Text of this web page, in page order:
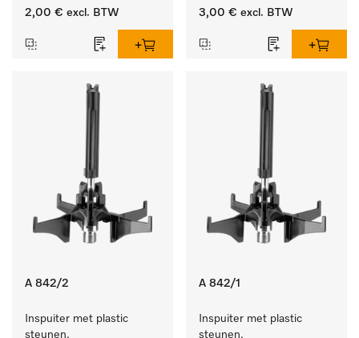
producten.
2,00 € excl. BTW
3,00 € excl. BTW
A 842/2
Inspuiter met plastic
steunen,
A 842/1
Inspuiter met plastic
steunen,